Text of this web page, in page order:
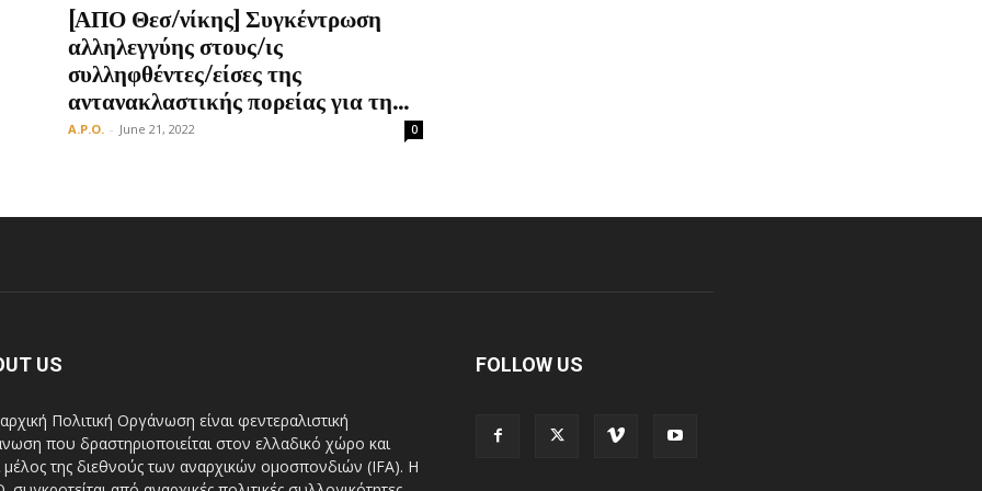
[ΑΠΟ Θεσ/νίκης] Συγκέντρωση
αλληλεγγύης στους/ις
συλληφθέντες/είσες της
αντανακλαστικής πορείας για τη...
A.P.O. - June 21, 2022 0
US
Πολιτική Οργάνωση είναι φεντεραλιστική
που δραστηριοποιείται στον ελλαδικό χώρο και
μέλος της διεθνούς των αναρχικών ομοσπονδιών (IFA). H
FOLLOW US